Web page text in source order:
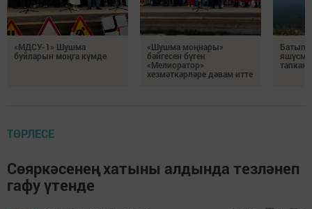
«МДСУ-1» Шушма
буйларын моңга күмде
«Шушма моңнары»
бәйгесен бүген
«Мелиоратор»
хезмәткәрләре дәвам итте
Батып
ТӨРЛЕСЕ
Сөяркәсенең хатыны алдында тезләнеп
гафу үтенде